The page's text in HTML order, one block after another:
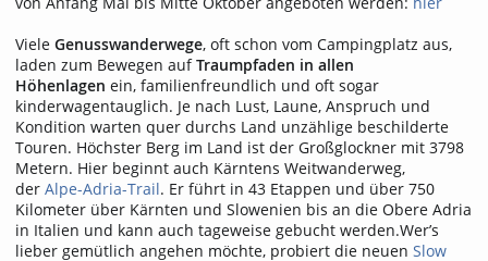
Viele Genusswanderwege, oft schon vom Campingplatz aus,
laden zum Bewegen aufTraumpfaden in allen
Höhenlagen ein, familienfreundlich und oft sogar
kinderwagentauglich. Je nach Lust, Laune, Anspruch und
Kondition warten quer durchs Land unzählige beschilderte
Touren. Höchster Berg im Land ist der Großglockner mit 3798
Metern. Hier beginnt auch Kärntens Weitwanderweg,
der Alpe-Adria-Trail. Er führt in 43 Etappen und über 750
Kilometer über Kärnten und Slowenien bis an die Obere Adria
in Italien und kann auch tageweise gebucht werden.Wer’s
lieber gemütlich angehen möchte, probiert die neuen Slow